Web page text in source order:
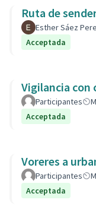
Ruta de
Esther Sáez
Acceptada
Vigilancia con
Participantes
Acceptada
Voreres a
Participantes
Acceptada